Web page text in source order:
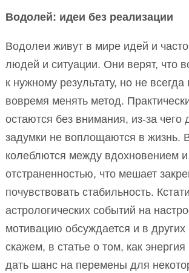
Водолей: идеи без реализации
Водолеи живут в мире идей и
людей и ситуации. Они верят, что
к нужному результату, но не всегда
вовремя менять метод.
остаются без внимания, из-за
задумки не воплощаются в жизнь.
колеблются между вдохновением и
отстраненностью, что мешает
почувствовать стабильность.
астрологических событий на
мотивацию обсуждается и в
скажем, в статье о том, как
дать шанс на перемены для